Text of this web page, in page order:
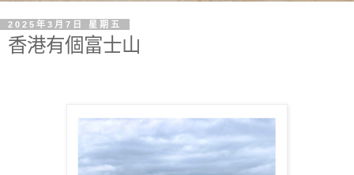
2025年3月7日 星期五
香港有個富士山